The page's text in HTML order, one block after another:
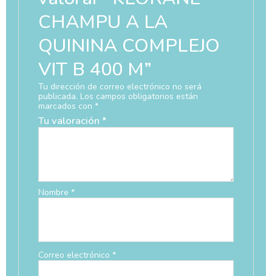
CHAMPU A LA
QUININA COMPLEJO
VIT B 400 M”
Tu dirección de correo electrónico no será
publicada. Los campos obligatorios están
marcados con *
Tu valoración *
Nombre *
Correo electrónico *